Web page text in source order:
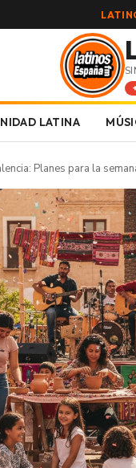
LATINA
Planes para la